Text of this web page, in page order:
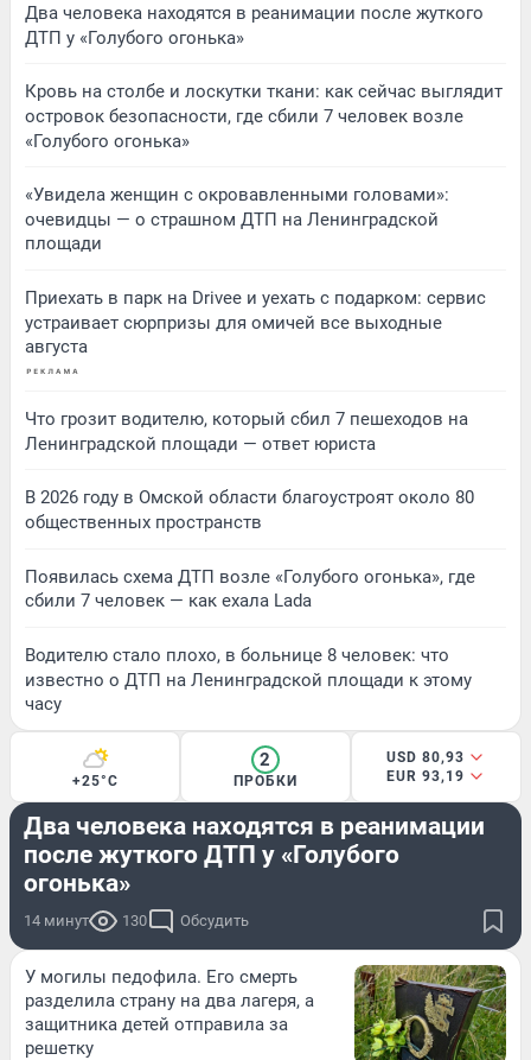
Два человека находятся в реанимации после жуткого
ДТП у «Голубого огонька»
Кровь на столбе и лоскутки ткани: как сейчас выглядит
островок безопасности, где сбили 7 человек возле
«Голубого огонька»
«Увидела женщин с окровавленными головами»:
очевидцы — о страшном ДТП на Ленинградской
площади
Приехать в парк на Drivee и уехать с подарком: сервис
устраивает сюрпризы для омичей все выходные
августа
Что грозит водителю, который сбил 7 пешеходов на
Ленинградской площади — ответ юриста
В 2026 году в Омской области благоустроят около 80
общественных пространств
Появилась схема ДТП возле «Голубого огонька», где
сбили 7 человек — как ехала Lada
Водителю стало плохо, в больнице 8 человек: что
известно о ДТП на Ленинградской площади к этому
часу
+25°C
2
ПРОБКИ
USD 80,93
EUR 93,19
ПРОИСШЕСТВИЯ
Два человека находятся в реанимации
после жуткого ДТП у «Голубого
огонька»
14 минут 130 Обсудить
У могилы педофила. Его смерть
разделила страну на два лагеря, а
защитника детей отправила за
решетку